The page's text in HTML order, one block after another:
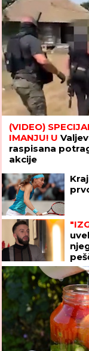
(VIDEO)
IMANJU! U
raspisana
akcije
sa